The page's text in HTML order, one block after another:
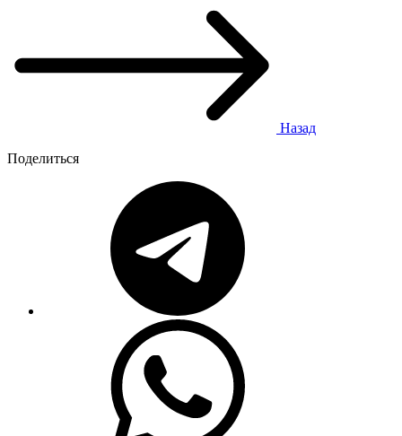
Назад
Поделиться